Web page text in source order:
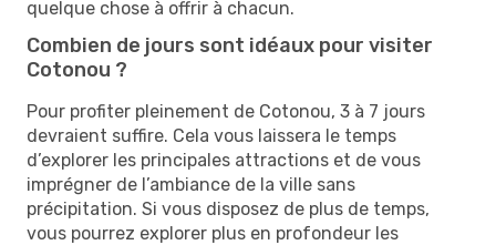
quelque chose à offrir à chacun.
Combien de jours sont idéaux pour visiter
Cotonou ?
Pour profiter pleinement de Cotonou, 3 à 7 jours
devraient suffire. Cela vous laissera le temps
d’explorer les principales attractions et de vous
imprégner de l’ambiance de la ville sans
précipitation. Si vous disposez de plus de temps,
vous pourrez explorer plus en profondeur les